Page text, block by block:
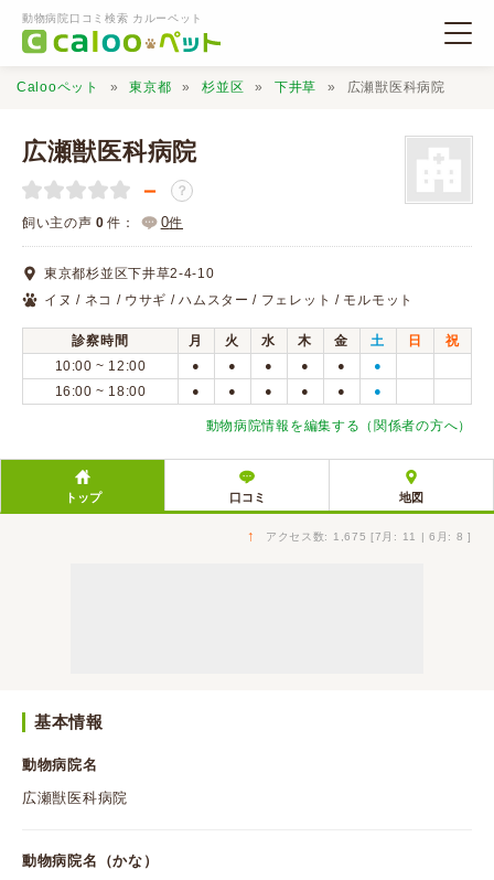
動物病院口コミ検索 カルーペット
動物病院検索
口コミ検索
Calooペットとは？
Calooペット 東京都 杉並区 下井草 広瀬獣医科病院
広瀬獣医科病院
－ ？
飼い主の声 0 件： 0件
東京都杉並区下井草2-4-10
イヌ / ネコ / ウサギ / ハムスター / フェレット / モルモット
診察時間 月 火 水 木 金 土 日
祝
10:00 ~ 12:00
● ● ● ● ● ●
16:00 ~ 18:00 ● ● ● ● ● ●
動物病院情報を編集する（関係者の方へ）
トップ 口コミ 地図
↑ アクセス数: 1,675 [7月: 11 | 6月: 8 ]
基本情報
動物病院名
広瀬獣医科病院
動物病院名（かな）